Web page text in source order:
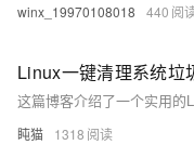
winx_19970108018 440
Linux一键清理系统垃
盹猫 1318